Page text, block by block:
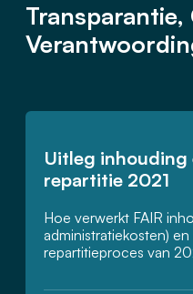
Uitleg inhouding
repartitie 2021
Hoe verwerkt FAIR
administratiekosten)
repartitieproces van